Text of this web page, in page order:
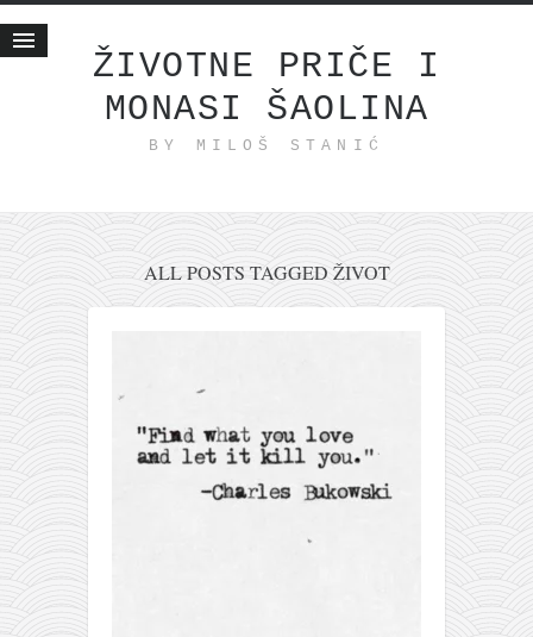
ŽIVOTNE PRIČE I
MONASI ŠAOLINA
BY MILOŠ STANIĆ
Životne priče
internet poslovanje
ishranom do zdravlja
moj haiku
bonus sadržaj
Svetlopis
zakonopravilo
duhovni otac
zabranjena istorija
ALL POSTS TAGGED ŽIVOT